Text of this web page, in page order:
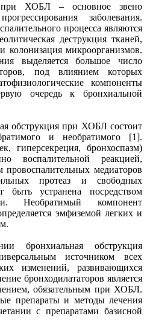
при ХОБЛ – основное звено
заболевания.
процесса являются
деструкция тканей,
колонизация микроорганизмов.
выделяется большое число
под влиянием которых
компоненты
очередь к бронхиальной
обструкция при ХОБЛ состоит
и необратимого [1].
гиперсекреция, бронхоспазм)
воспалительной реакцией,
медиаторов
протеаз и свободных
быть устранена посредством
Необратимый компонент
эмфиземой легких и
бронхиальная обструкция
источником всех
изменений, развивающихся
бронходилататоров является
обязательным при ХОБЛ.
препараты и методы лечения
с препаратами базисной